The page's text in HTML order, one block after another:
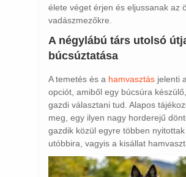
élete véget érjen és eljussanak az
vadászmezőkre.
A négylábú társ utolsó
búcsúztatása
A temetés és a hamvasztás jelenti
opciót, amiből egy búcsúra
gazdi választani tud. Alapos
meg, egy ilyen nagy horderejű
gazdik közül egyre többen
utóbbira, vagyis a kisállat